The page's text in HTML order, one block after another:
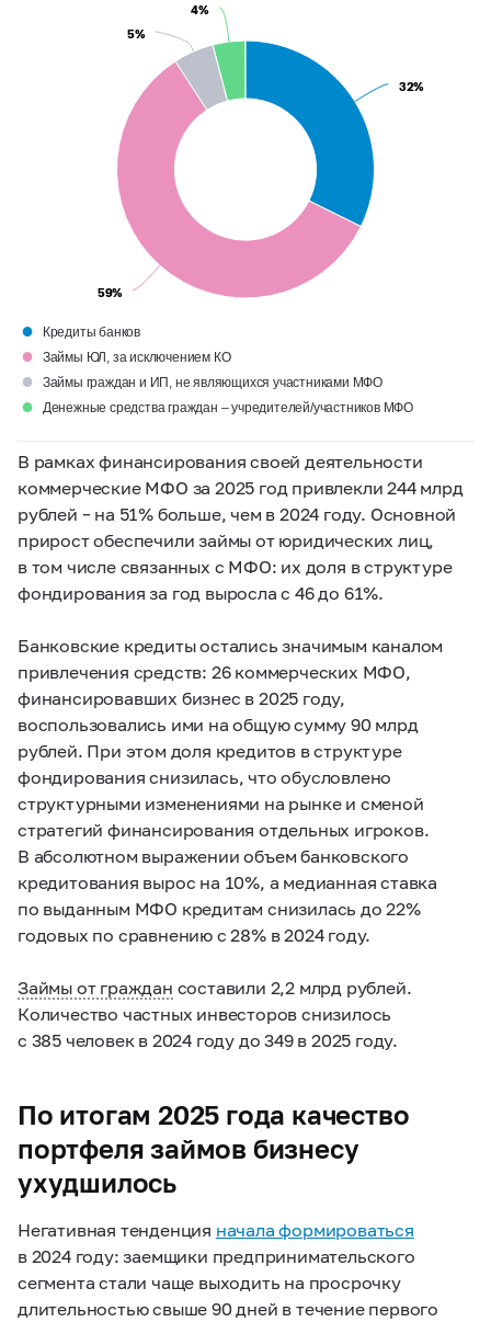
32%
32%
59%
59%
5%
5%
4%
4%
● Кредиты банков
● Займы ЮЛ, за исключением КО
● Займы граждан и ИП, не являющихся участниками МФО
● Денежные средства граждан – учредителей/участников МФО
В рамках финансирования своей деятельности
коммерческие МФО за 2025 год привлекли 244 млрд
рублей – на 51% больше, чем в 2024 году. Основной
прирост обеспечили займы от юридических лиц,
в том числе связанных с МФО: их доля в структуре
фондирования за год выросла с 46 до 61%.
Банковские кредиты остались значимым каналом
привлечения средств: 26 коммерческих МФО,
финансировавших бизнес в 2025 году,
воспользовались ими на общую сумму 90 млрд
рублей. При этом доля кредитов в структуре
фондирования снизилась, что обусловлено
структурными изменениями на рынке и сменой
стратегий финансирования отдельных игроков.
В абсолютном выражении объем банковского
кредитования вырос на 10%, а медианная ставка
по выданным МФО кредитам снизилась до 22%
годовых по сравнению с 28% в 2024 году.
Займы от граждан составили 2,2 млрд рублей.
Количество частных инвесторов снизилось
с 385 человек в 2024 году до 349 в 2025 году.
По итогам 2025 года качество
портфеля займов бизнесу
ухудшилось
Негативная тенденция начала формироваться
в 2024 году: заемщики предпринимательского
сегмента стали чаще выходить на просрочку
длительностью свыше 90 дней в течение первого